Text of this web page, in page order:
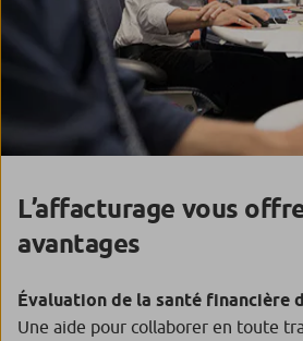
L’affacturage vous
avantages
Évaluation de la santé financière
Une aide pour collaborer en toute